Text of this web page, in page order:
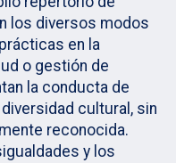
los diversos modos
en la
o gestión de
la conducta de
cultural, sin
reconocida.
y los